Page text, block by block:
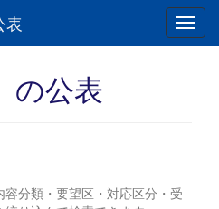
表
の公表
分類・要望区・対応区分・受